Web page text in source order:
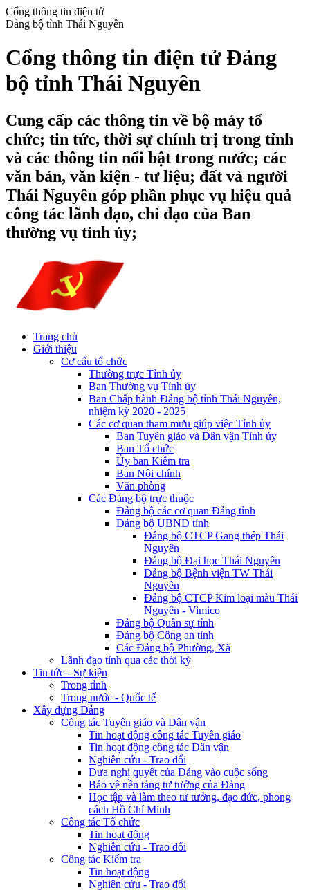
Cổng thông tin điện tử
Đảng bộ tỉnh Thái Nguyên
Cổng thông tin điện tử Đảng
bộ tỉnh Thái Nguyên
Cung cấp các thông tin về bộ máy tổ
chức; tin tức, thời sự chính trị trong tỉnh
và các thông tin nổi bật trong nước; các
văn bản, văn kiện - tư liệu; đất và người
Thái Nguyên góp phần phục vụ hiệu quả
công tác lãnh đạo, chỉ đạo của Ban
thường vụ tỉnh ủy;
Trang chủ
Giới thiệu
Cơ cấu tổ chức
Thường trực Tỉnh ủy
Ban Thường vụ Tỉnh ủy
Ban Chấp hành Đảng bộ tỉnh Thái Nguyên,
nhiệm kỳ 2020 - 2025
Các cơ quan tham mưu giúp việc Tỉnh ủy
Ban Tuyên giáo và Dân vận Tỉnh ủy
Ban Tổ chức
Ủy ban Kiểm tra
Ban Nội chính
Văn phòng
Các Đảng bộ trực thuộc
Đảng bộ các cơ quan Đảng tỉnh
Đảng bộ UBND tỉnh
Đảng bộ CTCP Gang thép Thái
Nguyên
Đảng bộ Đại học Thái Nguyên
Đảng bộ Bệnh viện TW Thái
Nguyên
Đảng bộ CTCP Kim loại màu Thái
Nguyên - Vimico
Đảng bộ Quân sự tỉnh
Đảng bộ Công an tỉnh
Các Đảng bộ Phường, Xã
Lãnh đạo tỉnh qua các thời kỳ
Tin tức - Sự kiện
Trong tỉnh
Trong nước - Quốc tế
Xây dựng Đảng
Công tác Tuyên giáo và Dân vận
Tin hoạt động công tác Tuyên giáo
Tin hoạt động công tác Dân vận
Nghiên cứu - Trao đổi
Đưa nghị quyết của Đảng vào cuộc sống
Bảo vệ nền tảng tư tưởng của Đảng
Học tập và làm theo tư tưởng, đạo đức, phong
cách Hồ Chí Minh
Công tác Tổ chức
Tin hoạt động
Nghiên cứu - Trao đổi
Công tác Kiểm tra
Tin hoạt động
Nghiên cứu - Trao đổi